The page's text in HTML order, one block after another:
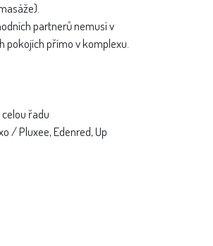
partnerů nemusí v
pokojích přímo v komplexu.
řadu
/ Pluxee, Edenred, Up